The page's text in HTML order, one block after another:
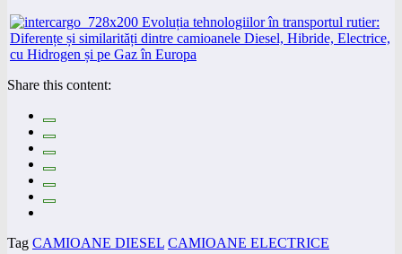
Share this content:
Tag CAMIOANE DIESEL CAMIOANE ELECTRICE